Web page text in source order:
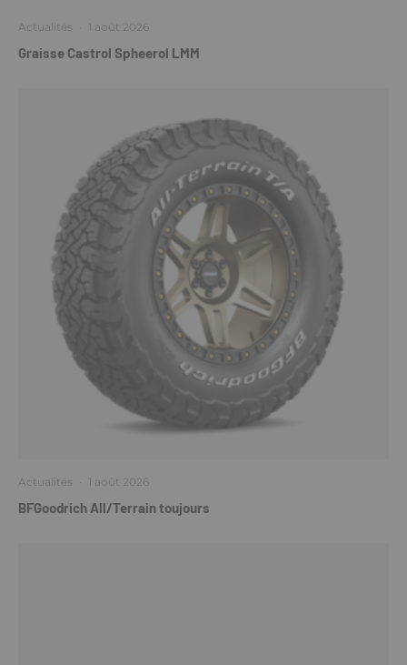
Actualités · 1 août 2026
Graisse Castrol Spheerol LMM
Actualités · 1 août 2026
BFGoodrich All/Terrain toujours